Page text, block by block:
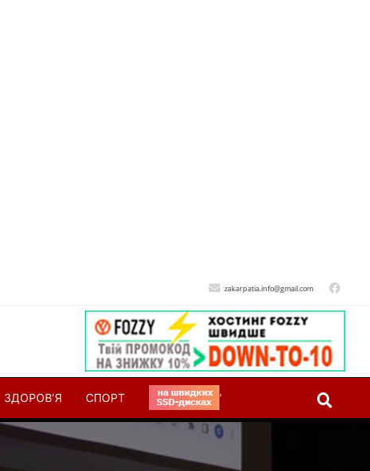
zakarpatia.info@gmail.com
ЗДОРОВ’Я СПОРТ ‘